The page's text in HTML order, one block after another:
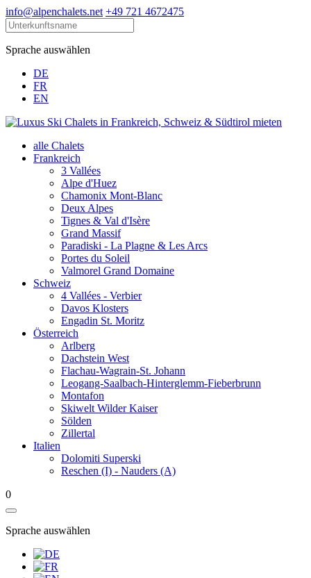
info@alpenchalets.net +49 721 4672475
Sprache auswählen
DE
FR
EN
alle Chalets
Frankreich
3 Vallées
Alpe d'Huez
Chamonix Mont-Blanc
Deux Alpes
Tignes & Val d'Isère
Grand Massif
Paradiski - La Plagne & Les Arcs
Portes du Soleil
Valmorel Grand Domaine
Schweiz
4 Vallées - Verbier
Davos Klosters
Engadin St. Moritz
Österreich
Arlberg
Dachstein West
Flachau-Wagrain-St. Johann
Leogang-Saalbach-Hinterglemm-Fieberbrunn
Montafon
Skiwelt Wilder Kaiser
Sölden
Zillertal
Italien
Dolomiti Superski
Reschen (I) - Nauders (A)
0
Sprache auswählen